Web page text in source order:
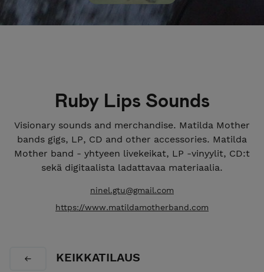
Ruby Lips Sounds
Visionary sounds and merchandise. Matilda Mother
bands gigs, LP, CD and other accessories. Matilda
Mother band - yhtyeen livekeikat, LP -vinyylit, CD:t
sekä digitaalista ladattavaa materiaalia.
ninel.gtu@gmail.com
https://www.matildamotherband.com
KEIKKATILAUS